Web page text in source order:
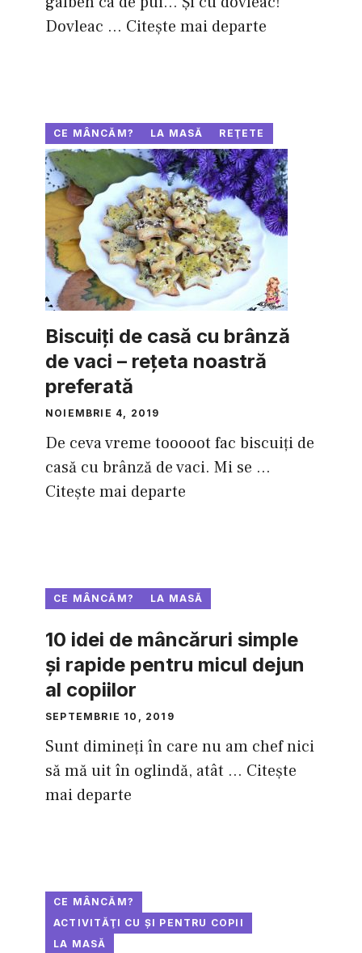
Dovleac ... Citește mai departe
CE MÂNCĂM? LA MASĂ REŢETE
Biscuiţi de casă cu brânză
de vaci – reţeta noastră
preferată
NOIEMBRIE 4, 2019
De ceva vreme tooooot fac biscuiţi de
casă cu brânză de vaci. Mi se ...
Citește mai departe
CE MÂNCĂM? LA MASĂ
10 idei de mâncăruri simple
şi rapide pentru micul dejun
al copiilor
SEPTEMBRIE 10, 2019
Sunt dimineţi în care nu am chef nici
să mă uit în oglindă, atât ... Citește
mai departe
CE MÂNCĂM?
ACTIVITĂŢI CU ŞI PENTRU COPII
LA MASĂ